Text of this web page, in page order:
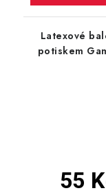
Latexové
potiskem
55